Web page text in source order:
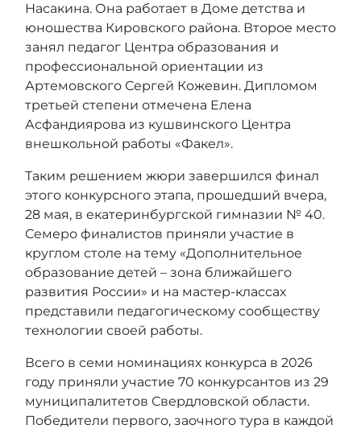
Насакина. Она работает в Доме детства и
юношества Кировского района. Второе место
занял педагог Центра образования и
профессиональной ориентации из
Артемовского Сергей Кожевин. Дипломом
третьей степени отмечена Елена
Асфандиярова из кушвинского Центра
внешкольной работы «Факел».
Таким решением жюри завершился финал
этого конкурсного этапа, прошедший вчера,
28 мая, в екатеринбургской гимназии № 40.
Семеро финалистов приняли участие в
круглом столе на тему «Дополнительное
образование детей – зона ближайшего
развития России» и на мастер-классах
представили педагогическому сообществу
технологии своей работы.
Всего в семи номинациях конкурса в 2026
году приняли участие 70 конкурсантов из 29
муниципалитетов Свердловской области.
Победители первого, заочного тура в каждой